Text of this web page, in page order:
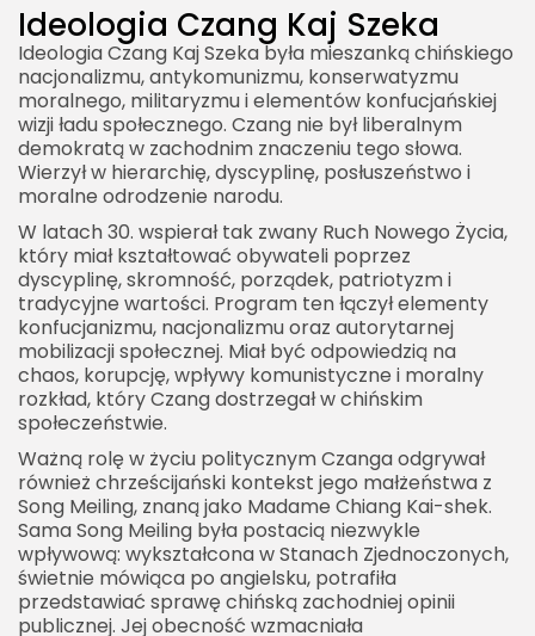
Ideologia Czang Kaj Szeka
Ideologia Czang Kaj Szeka była mieszanką chińskiego
nacjonalizmu, antykomunizmu, konserwatyzmu
moralnego, militaryzmu i elementów konfucjańskiej
wizji ładu społecznego. Czang nie był liberalnym
demokratą w zachodnim znaczeniu tego słowa.
Wierzył w hierarchię, dyscyplinę, posłuszeństwo i
moralne odrodzenie narodu.
W latach 30. wspierał tak zwany Ruch Nowego Życia,
który miał kształtować obywateli poprzez
dyscyplinę, skromność, porządek, patriotyzm i
tradycyjne wartości. Program ten łączył elementy
konfucjanizmu, nacjonalizmu oraz autorytarnej
mobilizacji społecznej. Miał być odpowiedzią na
chaos, korupcję, wpływy komunistyczne i moralny
rozkład, który Czang dostrzegał w chińskim
społeczeństwie.
Ważną rolę w życiu politycznym Czanga odgrywał
również chrześcijański kontekst jego małżeństwa z
Song Meiling, znaną jako Madame Chiang Kai-shek.
Sama Song Meiling była postacią niezwykle
wpływową: wykształcona w Stanach Zjednoczonych,
świetnie mówiąca po angielsku, potrafiła
przedstawiać sprawę chińską zachodniej opinii
publicznej. Jej obecność wzmacniała